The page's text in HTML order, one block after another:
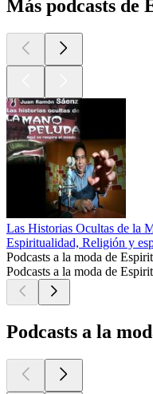
Más podcasts de
Las Historias Ocultas de la
Espiritualidad, Religión y
Podcasts a la moda de
Podcasts a la moda de
Podcasts a la